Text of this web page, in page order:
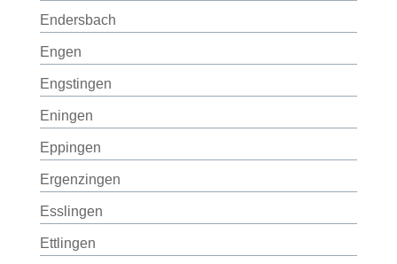
Endersbach
Engen
Engstingen
Eningen
Eppingen
Ergenzingen
Esslingen
Ettlingen